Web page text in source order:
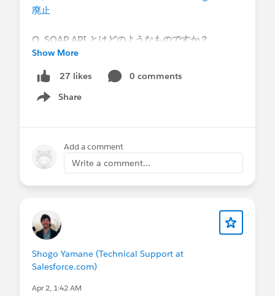
■ お知らせ
是非ご活用ください。
【メール送信に関するよくある質問
廃止
Q. SOAP API とはどのようなものですか？
SOAP API は、システム間でデータを連携するため
の標準的なプロトコルの 1 つで、XML ベースのメ
ッセージ形式を使用します。Salesforce では古くか
ら提供されている堅牢な API であり、レコードの
の外部システムやツール（データローダなど）の
裏側で利用されています。
Q. SOAP API login() はなぜ廃止されるのですか？
SOAP API の login() コールは、ユーザー名とパス
代の高度なセキュリティ基準を満たしにくくなっ
ています。Salesforce では、より安全で業界標準で
ージョン 31.0 〜 64.0 における SOAP API login()
を Summer '27 (2027 年 6 月頃) のリリースをも
って廃止いたします。
Show More
27 likes
0 comments
Share
Show menu
Add a comment
Write a comment...
Shogo Yamane (Technical Support at
Salesforce.com)
Apr 2, 1:42 AM